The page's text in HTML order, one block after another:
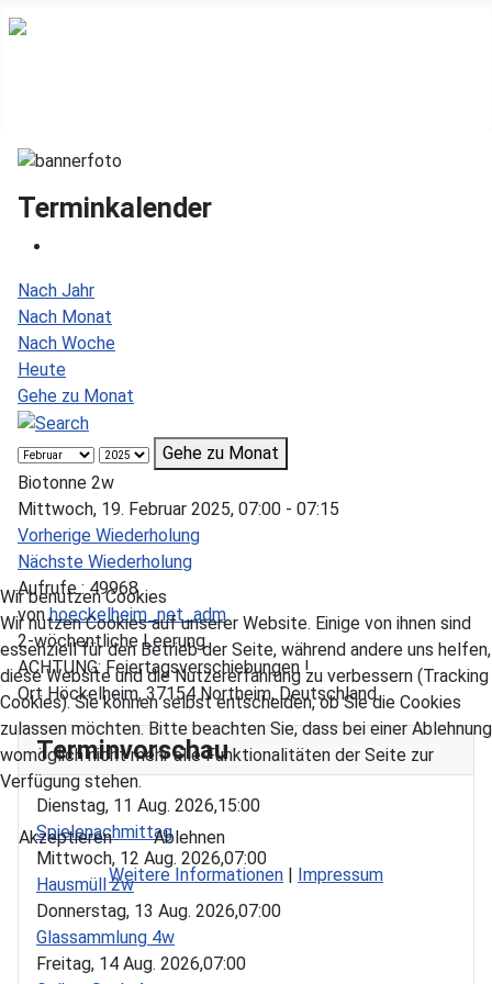
Terminkalender
Nach Jahr
Nach Monat
Nach Woche
Heute
Gehe zu Monat
Gehe zu Monat
Biotonne 2w
Mittwoch, 19. Februar 2025, 07:00 - 07:15
Vorherige Wiederholung
Nächste Wiederholung
Aufrufe: 49968
vonhoeckelheim_net_adm
2-wöchentliche Leerung
ACHTUNG: Feiertagsverschiebungen !
OrtHöckelheim, 37154 Northeim, Deutschland
Terminvorschau
Dienstag, 11 Aug. 2026,15:00
Spielenachmittag
Mittwoch, 12 Aug. 2026,07:00
Hausmüll 2w
Donnerstag, 13 Aug. 2026,07:00
Glassammlung 4w
Freitag, 14 Aug. 2026,07:00
Wir benutzen Cookies
Wir nutzen Cookies auf unserer Website. Einige von ihnen sind
essenziell für den Betrieb der Seite, während andere uns helfen,
diese Website und die Nutzererfahrung zu verbessern (Tracking
Cookies). Sie können selbst entscheiden, ob Sie die Cookies
zulassen möchten. Bitte beachten Sie, dass bei einer Ablehnung
womöglich nicht mehr alle Funktionalitäten der Seite zur
Verfügung stehen.
Akzeptieren
Ablehnen
Weitere Informationen | Impressum